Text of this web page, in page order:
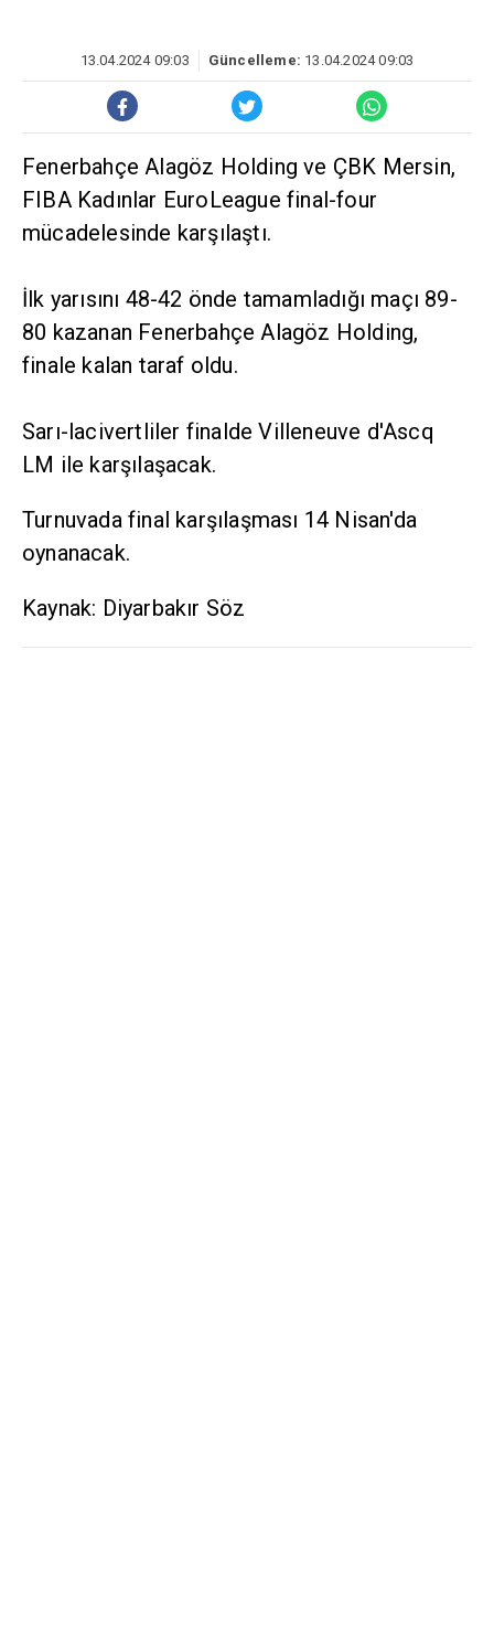
13.04.2024 09:03 Güncelleme: 13.04.2024 09:03
Fenerbahçe Alagöz Holding ve ÇBK Mersin,
FIBA Kadınlar EuroLeague final-four
mücadelesinde karşılaştı.
İlk yarısını 48-42 önde tamamladığı maçı 89-
80 kazanan Fenerbahçe Alagöz Holding,
finale kalan taraf oldu.
Sarı-lacivertliler finalde Villeneuve d'Ascq
LM ile karşılaşacak.
Turnuvada final karşılaşması 14 Nisan'da
oynanacak.
Kaynak: Diyarbakır Söz